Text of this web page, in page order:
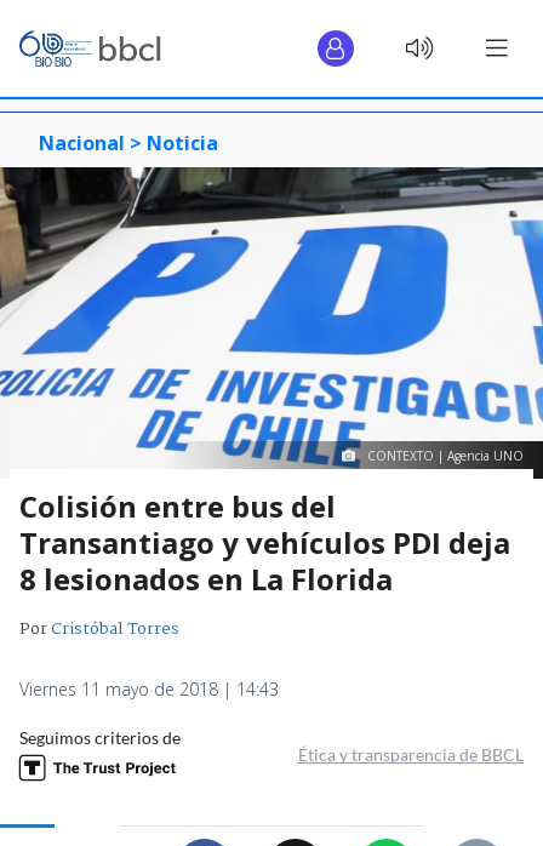
Nacional > Noticia
CONTEXTO | Agencia UNO
Colisión entre bus del
Transantiago y vehículos PDI deja
8 lesionados en La Florida
PorCristóbal Torres
Viernes 11 mayo de 2018 | 14:43
Seguimos criterios de
Ética y transparencia de BBCL